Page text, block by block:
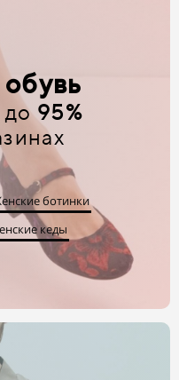
до95%
ботинки
кеды